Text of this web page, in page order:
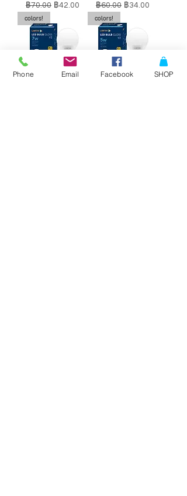
ราคาปกติ
฿70.00 ราคาขายลด
฿42.00
ราคาปกติ
฿60.00 ราคาขายลด
฿34.00
colors!
colors!
Phone Email Facebook SHOP